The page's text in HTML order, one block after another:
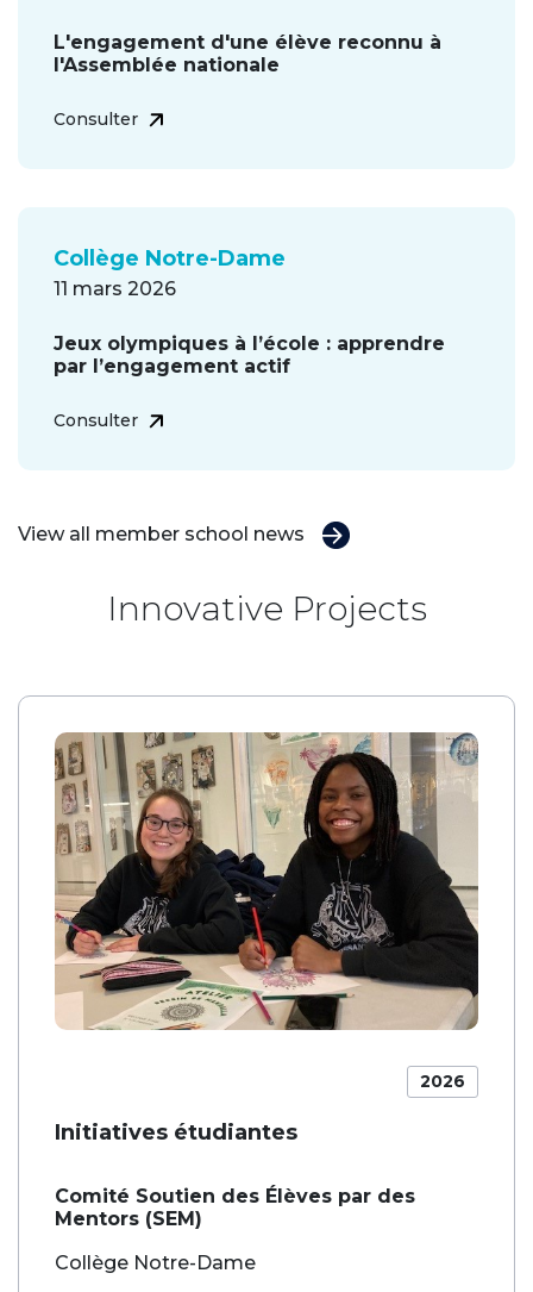
View all member school news
L'engagement d'une élève reconnu à
l'Assemblée nationale
Consulter
Collège Notre-Dame
11 mars 2026
Jeux olympiques à l’école : apprendre
par l’engagement actif
Consulter
Innovative Projects
2026
Initiatives étudiantes
Comité Soutien des Élèves par des
Mentors (SEM)
Collège Notre-Dame